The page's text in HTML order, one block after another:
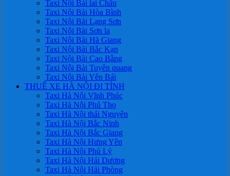
Taxi Nội Bài lai Châu
Taxi Nội Bài Hòa Bình
Taxi Nội Bài Lạng Sơn
Taxi Nội Bài Sơn la
Taxi Nội Bài Hà Giang
Taxi Nội Bài Bắc Kạn
Taxi Nội Bài Cao Bằng
Taxi Nội Bài Tuyên quang
Taxi Nội Bài Yên Bái
THUÊ XE HÀ NỘI ĐI TỈNH
Taxi Hà Nội Vĩnh Phúc
Taxi Hà Nội Phú Thọ
Taxi Hà Nội thái Nguyên
Taxi Hà Nội Bắc Ninh
Taxi Hà Nội Bắc Giang
Taxi Hà Nội Hưng Yên
Taxi Hà Nội Phủ Lý
Taxi Hà Nội Hải Dương
Taxi Hà Nội Hải Phòng